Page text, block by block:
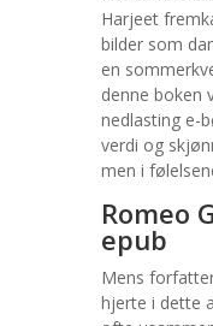
Harjeet
bilder som
en
denne boken
nedlasting e-
verdi og
men i
Romeo
epub
Mens
hjerte i dette